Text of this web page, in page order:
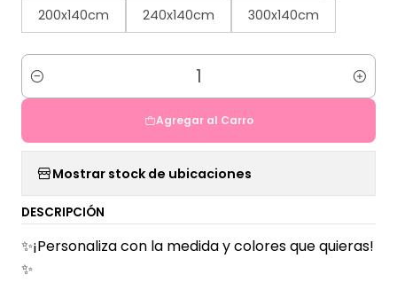
200x140cm
240x140cm 300x140cm
Cantidad
Agregar al Carro
Mostrar stock de ubicaciones
DESCRIPCIÓN
✨¡Personaliza con la medida y colores que quieras!
✨